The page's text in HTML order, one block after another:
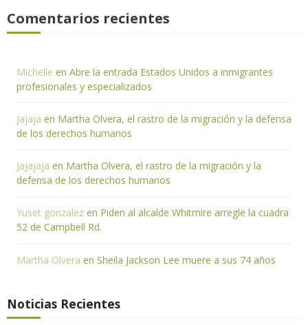
Comentarios recientes
Michelle en Abre la entrada Estados Unidos a inmigrantes
profesionales y especializados
Jajaja en Martha Olvera, el rastro de la migración y la defensa
de los derechos humanos
Jajajaja en Martha Olvera, el rastro de la migración y la
defensa de los derechos humanos
Yuset gonzalez en Piden al alcalde Whitmire arregle la cuadra
52 de Campbell Rd.
Martha Olvera en Sheila Jackson Lee muere a sus 74 años
Noticias Recientes